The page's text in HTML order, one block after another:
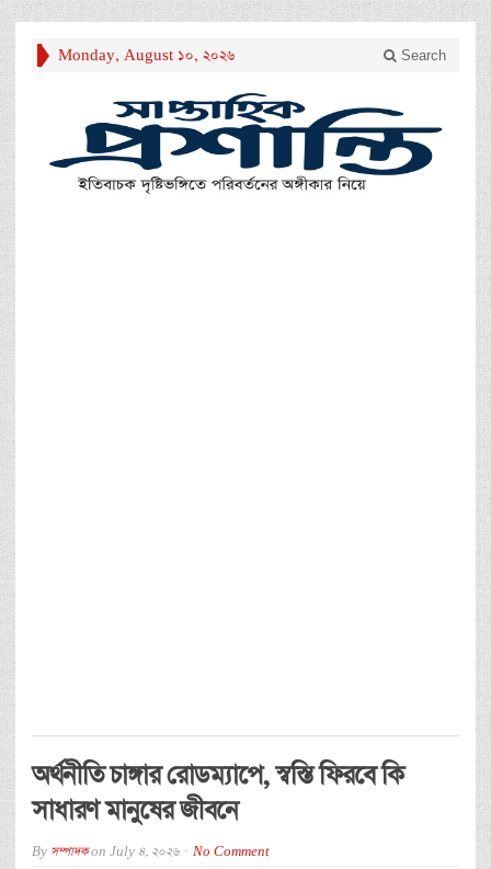
Monday, August 10, 2026 Search
অর্থনীতি চাঙ্গার রোডম্যাপে, স্বস্তি ফিরবে কি
সাধারণ মানুষের জীবনে
By সম্পাদকon July 4, 2026 No Comment